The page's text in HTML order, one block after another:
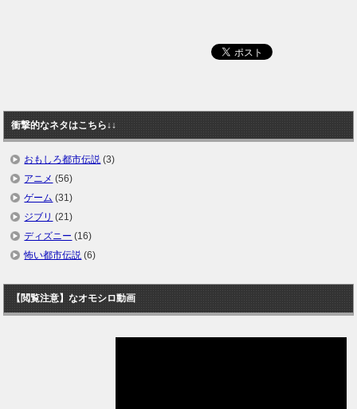
衝撃的なネタはこちら↓↓
おもしろ都市伝説 (3)
アニメ (56)
ゲーム (31)
ジブリ (21)
ディズニー (16)
怖い都市伝説 (6)
【閲覧注意】なオモシロ動画